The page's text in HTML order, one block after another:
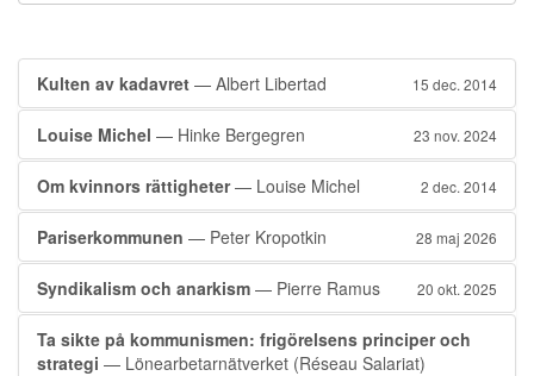
Kulten av kadavret — Albert Libertad 15 dec. 2014
Louise Michel — Hinke Bergegren 23 nov. 2024
Om kvinnors rättigheter— Louise Michel 2 dec. 2014
Pariserkommunen — Peter Kropotkin 28 maj 2026
Syndikalism och anarkism — Pierre Ramus 20 okt. 2025
Ta sikte på kommunismen: frigörelsens principer och
strategi — Lönearbetarnätverket (Réseau Salariat)